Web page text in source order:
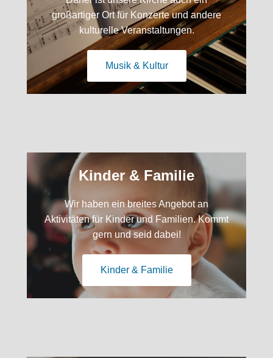
großartiger Ort für Konzerte und andere
kulturelle Veranstaltungen.
Musik & Kultur
Kinder & Familie
Wir haben ein breites Angebot an
Aktivitäten für Kinder und Familien. Kommt
gern und seid dabei!
Kinder & Familie